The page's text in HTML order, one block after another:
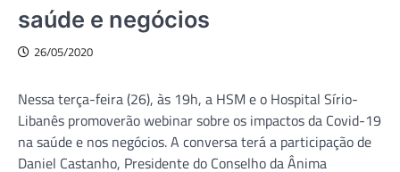
saúde e negócios
26/05/2020
Nessa terça-feira (26), às 19h, a HSM e o Hospital Sírio-
Libanês promoverão webinar sobre os impactos da Covid-19
na saúde e nos negócios. A conversa terá a participação de
Daniel Castanho, Presidente do Conselho da Ânima